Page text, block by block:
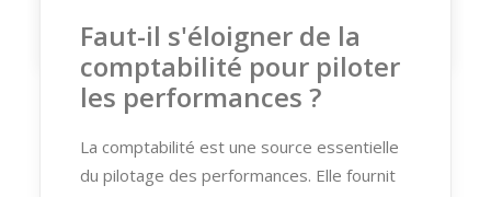
Faut-il s'éloigner de la
comptabilité pour piloter
les performances ?
La comptabilité est une source essentielle
du pilotage des performances. Elle fournit